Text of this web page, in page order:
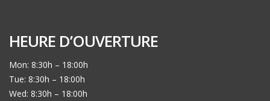
HEURE D’OUVERTURE
Mon: 8:30h – 18:00h
Tue: 8:30h – 18:00h
Wed: 8:30h – 18:00h